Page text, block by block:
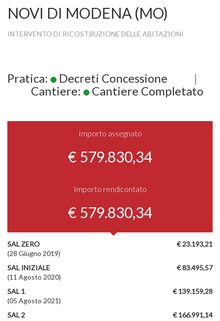
NOVI DI MODENA (MO)
INTERVENTO DI RICOSTRUZIONE DELLE ABITAZIONI
Pratica: Decreti Concessione
|
Cantiere:
Cantiere Completato
Importo assegnato
€ 579.830,34
Importo rendicontato
€ 579.830,34
€ 23.193,21
SAL ZERO
(28 Giugno 2019)
€ 83.495,57
SAL INIZIALE
(11 Agosto 2020)
€ 139.159,28
SAL 1
(05 Agosto 2021)
€ 166.991,14
SAL 2